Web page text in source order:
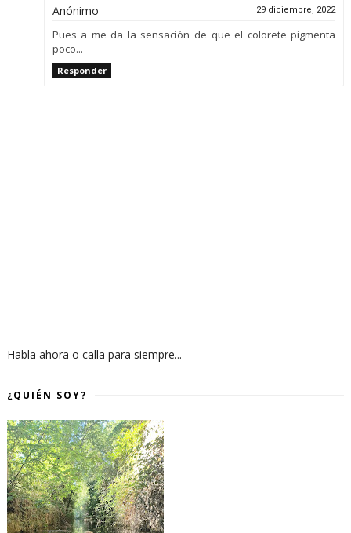
Anónimo 29 diciembre, 2022
Pues a me da la sensación de que el colorete pigmenta
poco...
Responder
Habla ahora o calla para siempre...
¿QUIÉN SOY?